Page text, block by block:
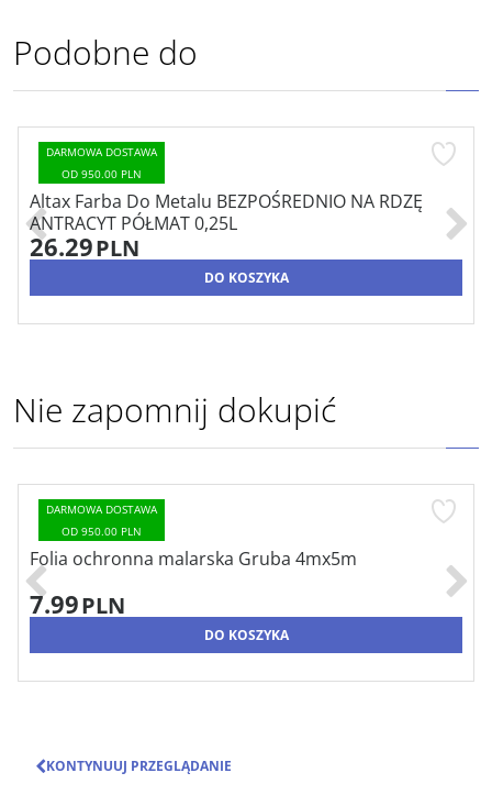
Podobne do
DARMOWA DOSTAWA
OD 950.00 PLN
Altax Farba Do Metalu BEZPOŚREDNIO NA RDZĘ
ANTRACYT PÓŁMAT 0,75L
49.19PLN
DO KOSZYKA
Nie zapomnij dokupić
DARMOWA DOSTAWA
OD 950.00 PLN
Pędzel płaski, seria *41* 1cm x 41mm
4.00PLN
DO KOSZYKA
KONTYNUUJ PRZEGLĄDANIE